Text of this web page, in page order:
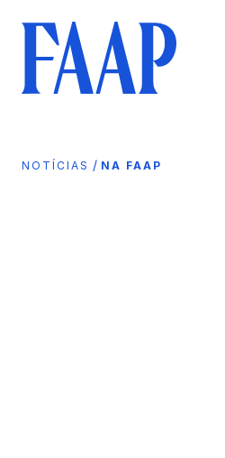
NOTÍCIAS / NA FAAP